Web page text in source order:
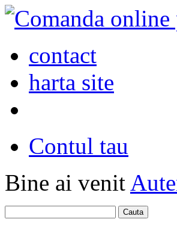
contact
harta site
Contul tau
Bine ai venit